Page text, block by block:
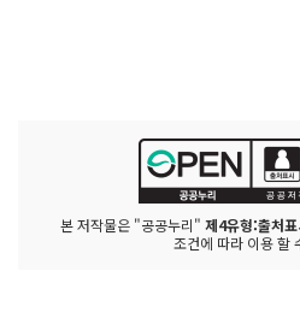
본 저작물은 "공공누리" 제4유형:출처
조건에 따라 이용 할